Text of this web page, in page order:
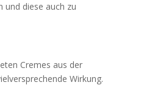
und diese auch zu
Cremes aus der
Wirkung.